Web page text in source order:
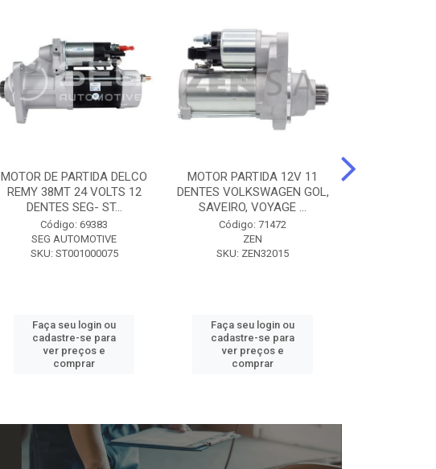
MOTOR DE PARTIDA DELCO
REMY 38MT 24 VOLTS 12
DENTES SEG- ST...
Código: 69383
SEG AUTOMOTIVE
SKU: ST001000075
Faça seu login ou
cadastre-se para
ver preços e
comprar
MOTOR PARTIDA 12V 11
DENTES VOLKSWAGEN GOL,
SAVEIRO, VOYAGE ...
Código: 71472
ZEN
SKU: ZEN32015
Faça seu login ou
cadastre-se para
ver preços e
comprar